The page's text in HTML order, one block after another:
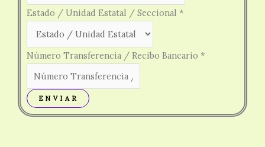
Estado / Unidad Estatal / Seccional *
Organización
Seccional
Número Transferencia / Recibo Bancario *
E N V I A R